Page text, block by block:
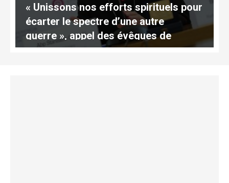
« Unissons nos efforts spirituels pour
écarter le spectre d’une autre
guerre », appel des évêques de
Pologne